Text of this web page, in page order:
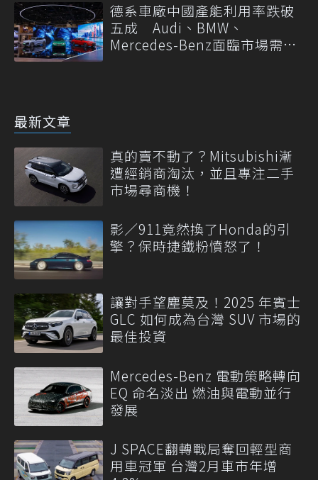
德系車廠中國產能利用率跌破
五成 Audi、BMW、
Mercedes-Benz面臨市場需求
最新文章
真的賣不動了？Mitsubishi漸
遭經銷商淘汰，並且專注二手
市場尋商機！
影／911竟然換了Honda的引
擎？保時捷鐵粉憤怒了！
讓對手望塵莫及！2025 年賓士
GLC 如何成為台灣 SUV 市場的
最佳投資
Mercedes-Benz 電動策略轉向
EQ 命名淡出 燃油與電動並行
發展
J SPACE翻轉戰局奪回輕型商
用車冠軍 台灣2月車市年增